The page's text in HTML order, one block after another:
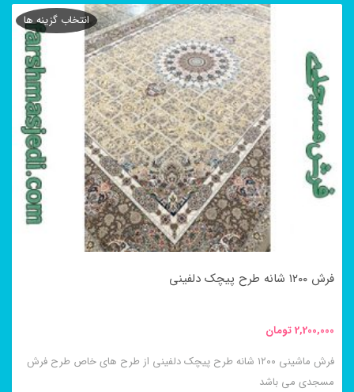
محصول
مختلفی
باشد.
گزینه
ها
صفحه
انتخاب
شوند
فرش ۱۲۰۰ شانه طرح پیچک دلفینی
2,200,000تومان
فرش ماشینی ۱۲۰۰ شانه طرح پیچک دلفینی از طرح های خاص طرح فرش
مسجدی می باشد
انتخاب گزینه ها